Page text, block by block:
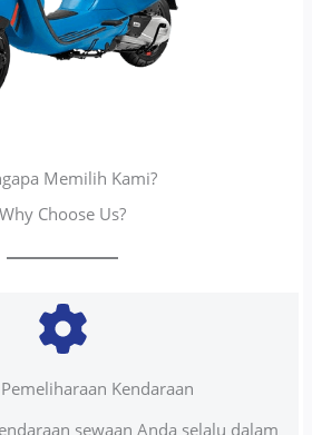
Memilih Kami?
Why Choose Us?
Kendaraan
sewaan Anda selalu dalam